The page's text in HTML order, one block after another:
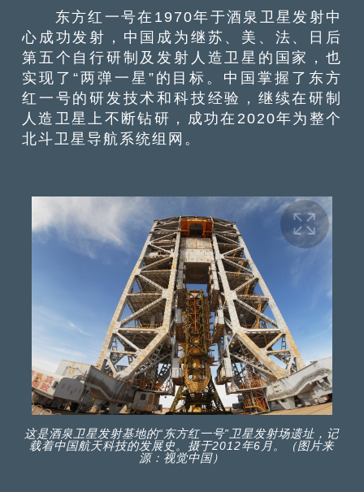
东方红一号在1970年于酒泉卫星发射中
心成功发射，中国成为继苏、美、法、日后
第五个自行研制及发射人造卫星的国家，也
实现了“两弹一星”的目标。中国掌握了东方
红一号的研发技术和科技经验，继续在研制
人造卫星上不断钻研，成功在2020年为整个
北斗卫星导航系统组网。
这是酒泉卫星发射基地的“东方红一号”卫星发射场遗址，记
载着中国航天科技的发展史。摄于2012年6月。（图片来
源：视觉中国）